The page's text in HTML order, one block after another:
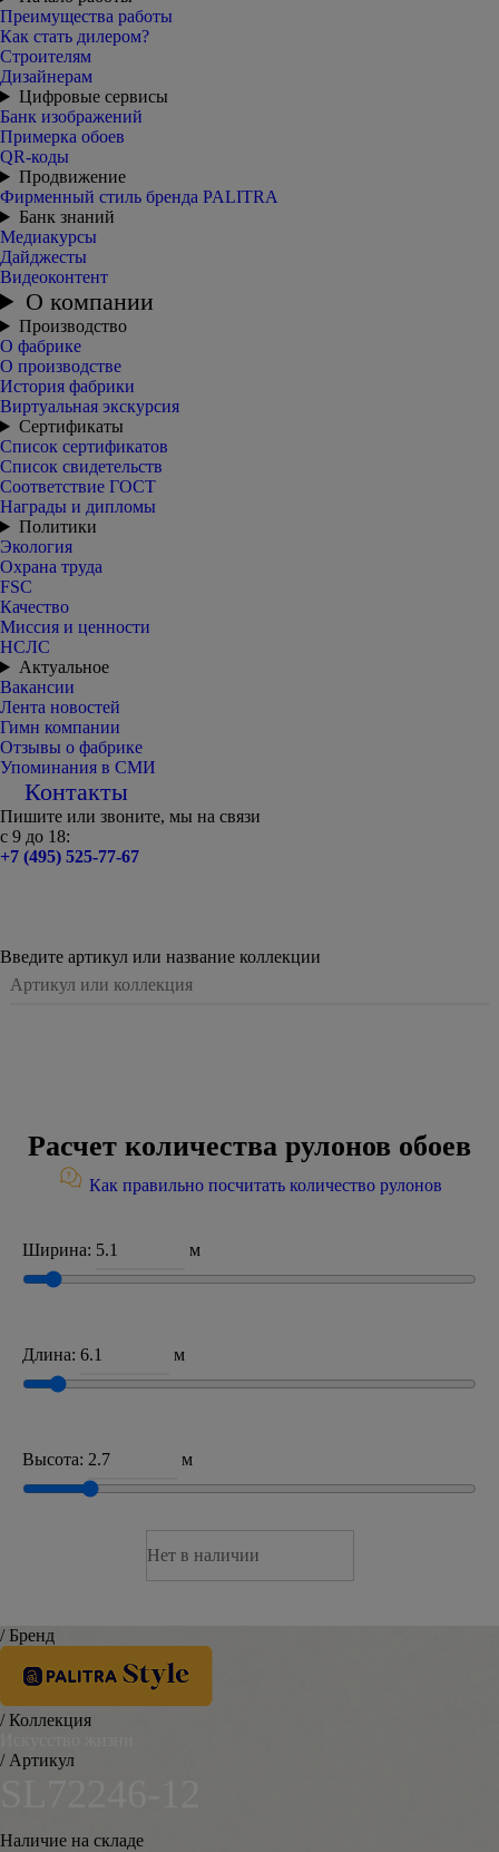
Преимущества работы
Как стать дилером?
Строителям
Дизайнерам
Цифровые сервисы
Банк изображений
Примерка обоев
QR-коды
Продвижение
Фирменный стиль бренда PALITRA
Банк знаний
Медиакурсы
Дайджесты
Видеоконтент
О компании
Производство
О фабрике
О производстве
История фабрики
Виртуальная экскурсия
Сертификаты
Список сертификатов
Список свидетельств
Соответствие ГОСТ
Награды и дипломы
Политики
Экология
Охрана труда
FSC
Качество
Миссия и ценности
НСЛС
Актуальное
Вакансии
Лента новостей
Гимн компании
Отзывы о фабрике
Упоминания в СМИ
Контакты
Пишите или звоните, мы на связи
с 9 до 18:
+7 (495) 525-77-67
Введите артикул или название коллекции
Расчет количества рулонов обоев
Как правильно посчитать количество рулонов
Ширина: м
Длина: м
Высота: м
Нет в наличии
/ Бренд
/ Коллекция
/ Артикул
Наличие на складе